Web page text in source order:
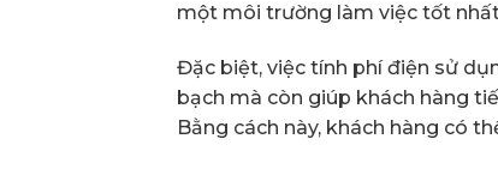
một môi trường làm việc tốt
Đặc biệt, việc tính phí điện sử
bạch mà còn giúp khách hàng
Bằng cách này, khách hàng có